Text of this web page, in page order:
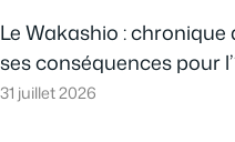
Le Wakashio :
ses conséquences pour
31 juillet 2026